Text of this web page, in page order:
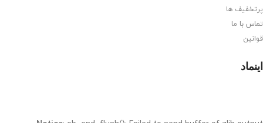
پرتخفیف ها
تماس با ما
قوانین
اینماد